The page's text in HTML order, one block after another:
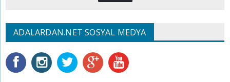
ADALARDAN.NET SOSYAL MEDYA